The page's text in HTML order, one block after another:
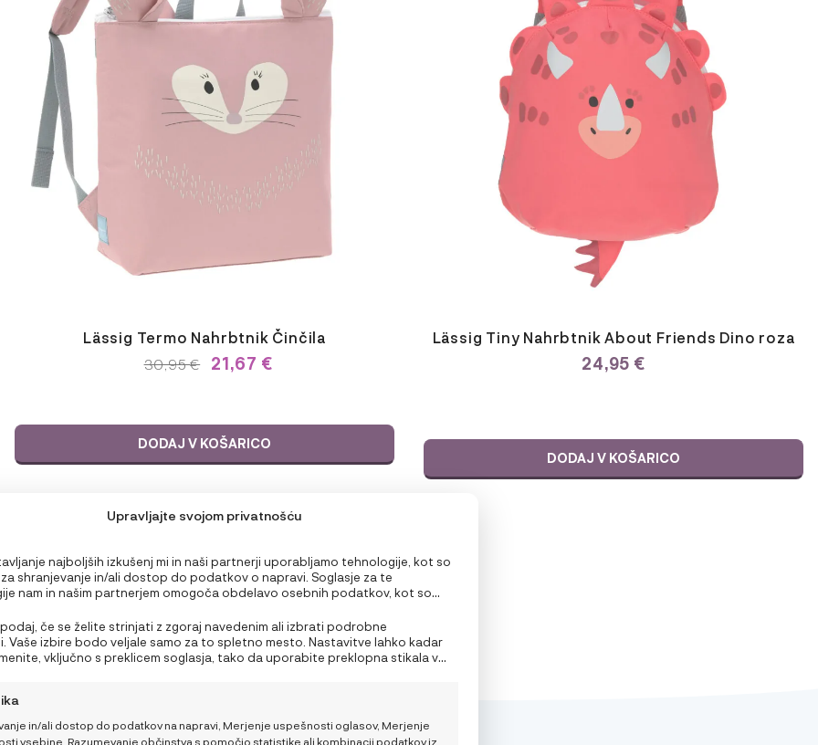
Upravljajte svojom privatnošću
najboljših izkušenj mi in naši partnerji uporabljamo tehnologije, kot so
shranjevanje in/ali dostop do podatkov o napravi. Soglasje za te
nam in našim partnerjem omogoča obdelavo osebnih podatkov, kot so
lahko negativno vpliva na nekatere funkcije in funkcije.
če se želite strinjati z zgoraj navedenim ali izbrati podrobne
Vaše izbire bodo veljale samo za to spletno mesto. Nastavitve lahko kadar
vključno s preklicem soglasja, tako da uporabite preklopna stikala v
in/ali dostop do podatkov na napravi, Merjenje uspešnosti oglasov, Merjenje
vsebine, Razumevanje občinstva s pomočjo statistike ali kombinacij podatkov iz
Lässig Termo Nahrbtnik Činčila
IZVIRNA
30,95 €.
30,95€TRENUTNA
21,67 €
DODAJ V KOŠARICO
Lässig Tiny Nahrbtnik About Friends Dino roza
24,95 €
DODAJ V KOŠARICO